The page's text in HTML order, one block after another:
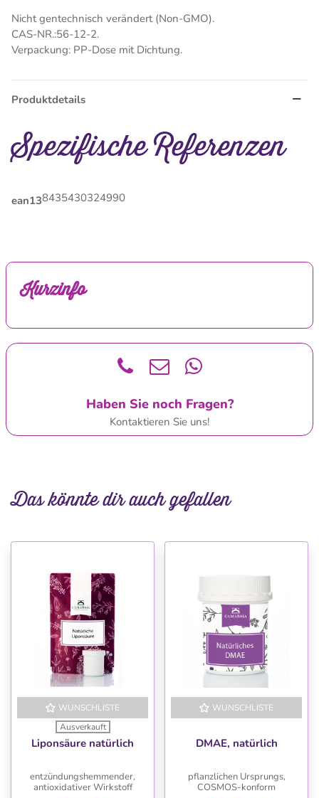
Nicht gentechnisch verändert (Non-GMO).
CAS-NR.:56-12-2.
Verpackung: PP-Dose mit Dichtung.
Produktdetails
Spezifische Referenzen
ean138435430324990
Kurzinfo
Haben Sie noch Fragen?
Kontaktieren Sie uns!
Das könnte dir auch gefallen
WUNSCHLISTE
Ausverkauft
Liponsäure natürlich
entzündungshemmender,
antioxidativer Wirkstoff
WUNSCHLISTE
DMAE, natürlich
pflanzlichen Ursprungs,
COSMOS-konform